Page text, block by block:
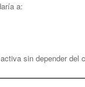
a:
sin depender del